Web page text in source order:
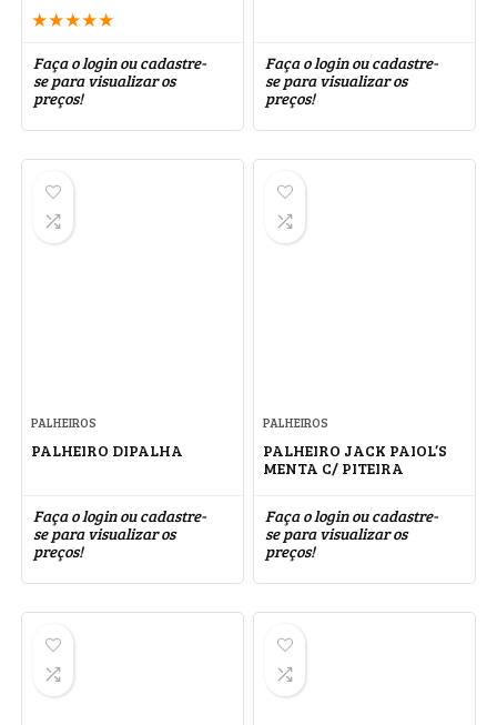
★★★★★
Faça o login ou cadastre-
se para visualizar os
preços!
Faça o login ou cadastre-
se para visualizar os
preços!
PALHEIROS
PALHEIRO DIPALHA
Faça o login ou cadastre-
se para visualizar os
preços!
PALHEIROS
PALHEIRO JACK PAIOL’S
MENTA C/ PITEIRA
Faça o login ou cadastre-
se para visualizar os
preços!